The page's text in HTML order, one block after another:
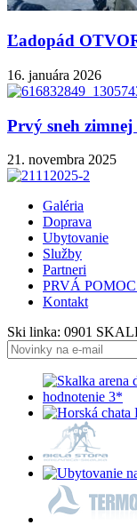
Ľadopád
16. januára 2026
Prvý sneh zimnej
21. novembra 2025
Galéria
Doprava
Ubytovanie
Služby
Partneri
PRVÁ
Kontakt
Ski linka: 0901